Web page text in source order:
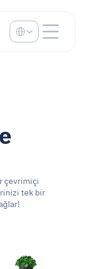
çevrimiçi
tek bir
Select Language